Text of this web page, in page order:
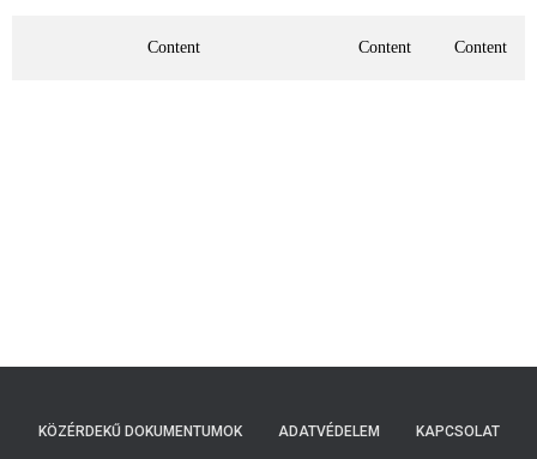
Content Content Content
KÖZÉRDEKŰ DOKUMENTUMOK ADATVÉDELEM KAPCSOLAT